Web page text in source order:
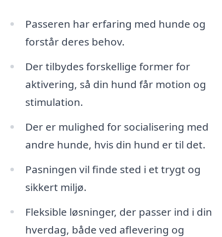
Passeren har erfaring med hunde og
forstår deres behov.
Der tilbydes forskellige former for
aktivering, så din hund får motion og
stimulation.
Der er mulighed for socialisering med
andre hunde, hvis din hund er til det.
Pasningen vil finde sted i et trygt og
sikkert miljø.
Fleksible løsninger, der passer ind i din
hverdag, både ved aflevering og